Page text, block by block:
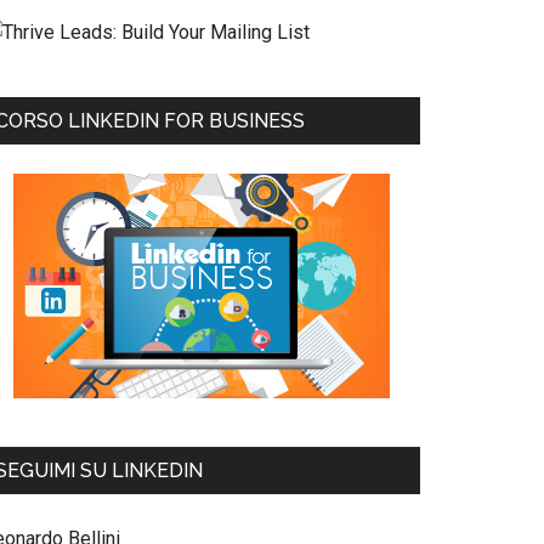
LINKEDIN FOR BUSINESS
SU LINKEDIN
Bellini